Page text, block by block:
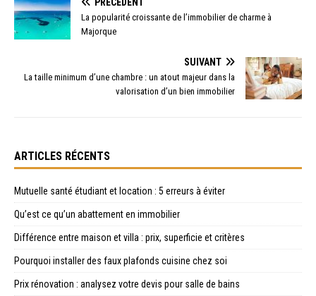
La popularité croissante de l’immobilier de charme à
Majorque
SUIVANT
La taille minimum d’une chambre : un atout majeur dans la
valorisation d’un bien immobilier
ARTICLES RÉCENTS
Mutuelle santé étudiant et location : 5 erreurs à éviter
Qu’est ce qu’un abattement en immobilier
Différence entre maison et villa : prix, superficie et critères
Pourquoi installer des faux plafonds cuisine chez soi
Prix rénovation : analysez votre devis pour salle de bains